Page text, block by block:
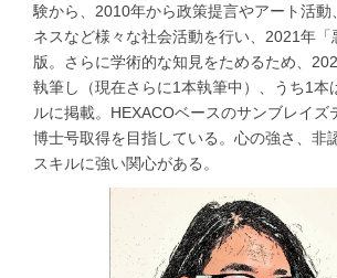
験から、2010年から政策提言やアート活動
ネスなど様々な社会活動を行い、2021年「
版。さらに学術的な知見をためるため、
執筆し（現在さらに1本執筆中）、うち1本
ルに掲載。HEXACOベースのサンブレイズ
博士号取得を目指している。心の強さ、非
スキルに強い関心がある。